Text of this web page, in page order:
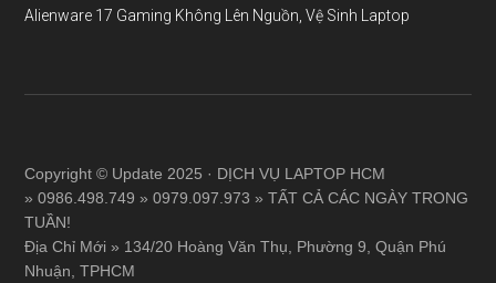
Alienware 17 Gaming Không Lên Nguồn, Vệ Sinh Laptop
Copyright © Update 2025 · DỊCH VỤ LAPTOP HCM
» 0986.498.749 » 0979.097.973 » TẤT CẢ CÁC NGÀY TRONG
TUẦN!
Địa Chỉ Mới » 134/20 Hoàng Văn Thụ, Phường 9, Quận Phú
Nhuận, TPHCM